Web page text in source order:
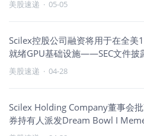
美股速递 · 05-05
Scilex控股公司融资将用于在全
就绪GPU基础设施——SEC文件披
美股速递 · 04-28
Scilex Holding Company董事会
券持有人派发Dream Bowl I
为2026年4月30日